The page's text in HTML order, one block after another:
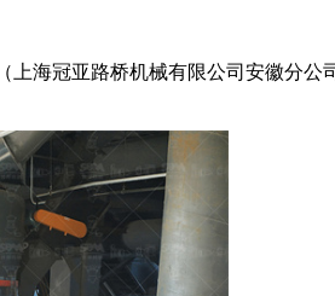
上海冠亚路桥机械有限公司安徽分